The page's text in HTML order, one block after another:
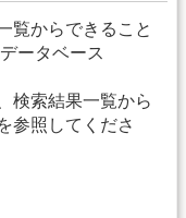
覧からできること
ータベース
検索結果一覧から
参照してくださ